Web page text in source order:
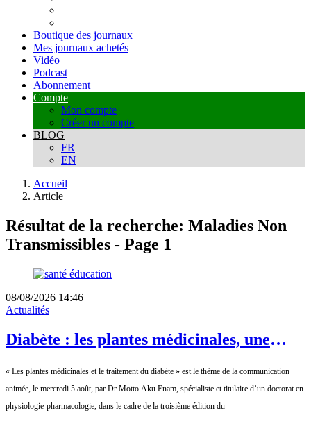
Boutique des journaux
Mes journaux achetés
Vidéo
Podcast
Abonnement
Compte
Mon compte
Créer un compte
BLOG
FR
EN
Accueil
Article
Résultat de la recherche: Maladies Non
Transmissibles - Page 1
08/08/2026 14:46
Actualités
Diabète : les plantes médicinales, une
prudence
« Les plantes médicinales et le traitement du diabète » est le thème de la communication
animée, le mercredi 5 août, par Dr Motto Aku Enam, spécialiste et titulaire d’un doctorat en
physiologie-pharmacologie, dans le cadre de la troisième édition du